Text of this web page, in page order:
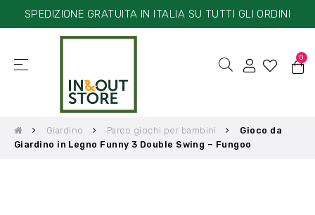
SPEDIZIONE GRATUITA IN ITALIA SU TUTTI GLI ORDINI
navigazione
☰ 0
Giardino Parco giochi per bambini
Gioco da
Giardino in Legno Funny 3 Double Swing – Fungoo